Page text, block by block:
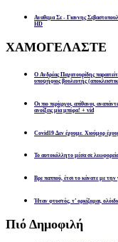
Αναθεμα Σε - Γιαννης
HD
ΧΑΜΟΓΕΛΑΣΤΕ
Ο Ανδρέας Παχατουρίδης
υποψήφιος βουλευτής
Οι πιο περίεργοι, απίθανοι,
ανοίξεις μία μπύρα! + vid
Covid19 Δεν έχουμε. Χιούμορ
Το αυτοκόλλητο μέσα σε
Βρε παππού, έτσι το κάνατε με την
Ήταν φτυστός, τ’ ορκίζομαι,
Πιό Δημοφιλή